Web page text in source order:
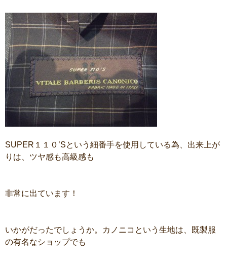
SUPER１１０’Sという細番手を使用している為、出来上が
りは、ツヤ感も高級感も
非常に出ています！
いかがだったでしょうか。カノニコという生地は、既製服
の有名なショップでも